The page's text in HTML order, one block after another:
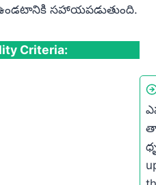
ఉండటానికి సహాయపడుతుంది.
Criteria: